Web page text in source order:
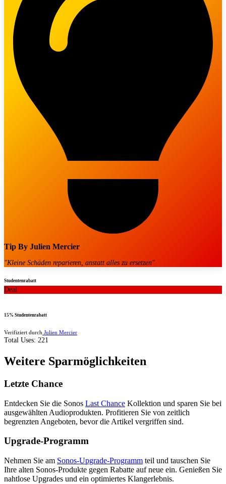
Tip By Julien Mercier
"Kleine Schäden reparieren, anstatt alles zu ersetzen"
Studentenrabatt
Deal
15% Studentenrabatt
Verifiziert durch Julien Mercier
Total Uses: 221
Weitere Sparmöglichkeiten
Letzte Chance
Entdecken Sie die Sonos Last Chance Kollektion und sparen Sie bei
ausgewählten Audioprodukten. Profitieren Sie von zeitlich
begrenzten Angeboten, bevor die Artikel vergriffen sind.
Upgrade-Programm
Nehmen Sie am Sonos-Upgrade-Programm teil und tauschen Sie
Ihre alten Sonos-Produkte gegen Rabatte auf neue ein. Genießen Sie
nahtlose Upgrades und ein optimiertes Klangerlebnis.